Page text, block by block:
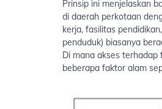
Prinsip ini menjelaskan
di daerah perkotaan
kerja, fasilitas
penduduk) biasanya
Di mana akses
beberapa faktor alam